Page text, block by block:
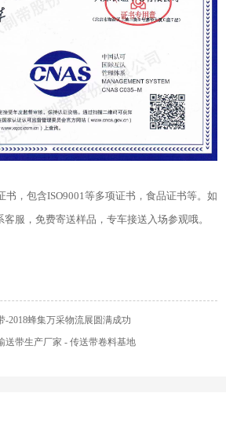
书，包含ISO9001等多项证书，食品证书等。如
服，免费寄送样品，专车接送入场参观哦。
2018蜂集万采物流展圆满成功
送带生产厂家 - 传送带卷料基地